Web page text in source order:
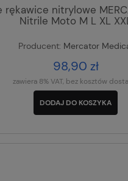
rękawice nitrylowe
Nitrile Moto M L XL
Producent: Mercator
98,90 zł
zawiera 8% VAT, bez kosztów
DODAJ DO KOSZYKA